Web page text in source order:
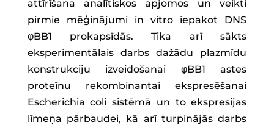
attīrīšana analītiskos apjomos un veikti
pirmie mēģinājumi in vitro iepakot DNS
φBB1 prokapsīdās. Tika arī sākts
eksperimentālais darbs dažādu plazmīdu
konstrukciju izveidošanai φBB1 astes
proteīnu rekombinantai ekspresēšanai
Escherichia coli sistēmā un to ekspresijas
līmeņa pārbaudei, kā arī turpinājās darbs